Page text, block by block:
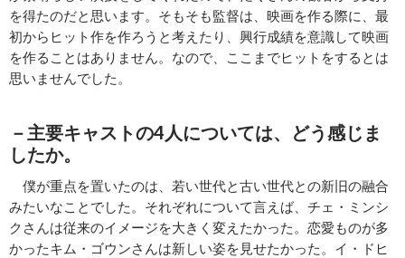
を得たのだと思います。そもそも監督は、映画を作る際に、最
初からヒット作を作ろうと考えたり、興行成績を意識して映画
を作ることはありません。なので、ここまでヒットをするとは
思いませんでした。
－主要キャストの4人については、どう感じま
したか。
僕が重点を置いたのは、若い世代と古い世代との新旧の融合
みたいなことでした。それぞれについて言えば、チェ・ミンシ
クさんは従来のイメージを大きく変えたかった。恋愛ものが多
かったキム・ゴウンさんは新しい姿を見せたかった。イ・ドヒ